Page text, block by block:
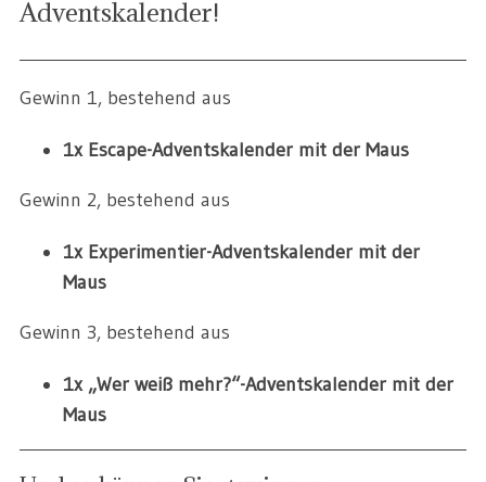
Adventskalender!
Gewinn 1, bestehend aus
1x Escape-Adventskalender mit der Maus
Gewinn 2, bestehend aus
1x Experimentier-Adventskalender mit der
Maus
Gewinn 3, bestehend aus
1x „Wer weiß mehr?“-Adventskalender mit der
Maus